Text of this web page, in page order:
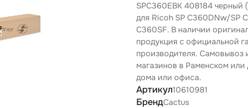
SPC360EBK 408184 черный
для Ricoh SP C360DNw/SP
C360SF. В наличии
продукция с официальной
производителя. Самовывоз
магазинов в Раменском или
дома или офиса.
Артикул10610981
БрендCactus